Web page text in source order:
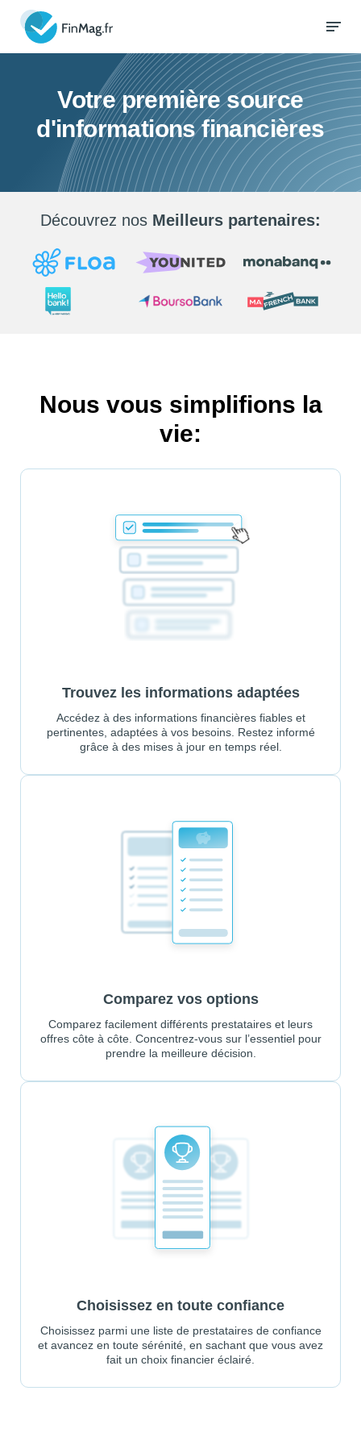
Votre première source
d'informations financières
Découvrez nos Meilleurs partenaires:
Nous vous simplifions la
vie:
Trouvez les informations adaptées
Accédez à des informations financières fiables et
pertinentes, adaptées à vos besoins. Restez informé
grâce à des mises à jour en temps réel.
Comparez vos options
Comparez facilement différents prestataires et leurs
offres côte à côte. Concentrez-vous sur l’essentiel pour
prendre la meilleure décision.
Choisissez en toute confiance
Choisissez parmi une liste de prestataires de confiance
et avancez en toute sérénité, en sachant que vous avez
fait un choix financier éclairé.